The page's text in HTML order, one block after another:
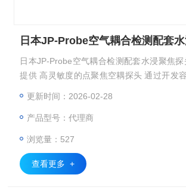
日本JP-Probe空气耦合检测配套
日本JP-Probe空气耦合检测配套水浸聚焦
提供 高灵敏度的点聚焦空耦探头 通过开发容易与空气耦合的
辨率图像。 适用频率: 200kHz～2MHz
更新时间：2026-02-28
产品型号：代理商
浏览量：527
查看更多 +